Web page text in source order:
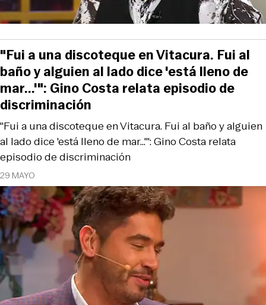
29 MAYO
"Fui a una discoteque en Vitacura. Fui al baño y alguien
al lado dice 'está lleno de mar...'": Gino Costa relata
episodio de discriminación
"Fui a una discoteque en Vitacura. Fui al
baño y alguien al lado dice 'está lleno de
mar...'": Gino Costa relata episodio de
discriminación